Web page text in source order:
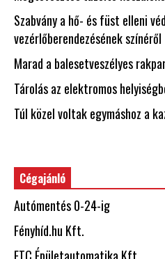
Szabvány a hő- és füst elleni
vezérlőberendezésének színéről
Marad a balesetveszélyes
Tárolás az elektromos
Túl közel voltak egymáshoz a
Cégajánló
Autómentés 0-24-ig
Fényhíd.hu Kft.